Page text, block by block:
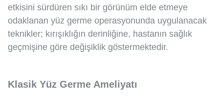
etkisini sürdüren sıkı bir görünüm elde etmeye
odaklanan yüz germe operasyonunda uygulanacak
teknikler; kırışıklığın derinliğine, hastanın sağlık
geçmişine göre değişiklik göstermektedir.
Klasik Yüz Germe Ameliyatı